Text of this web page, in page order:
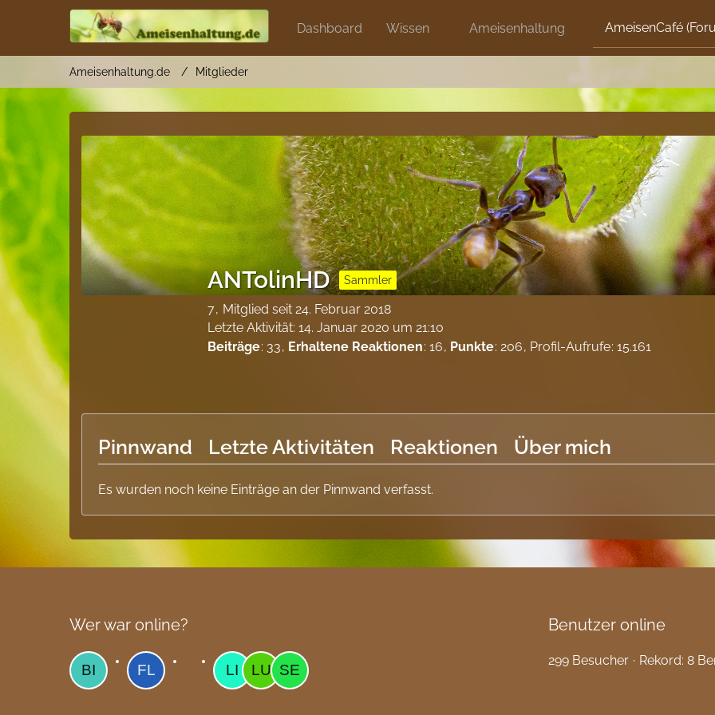
Dashboard Wissen Ameisenhaltung AmeisenCafé
Ameisenhaltung.de Mitglieder
ANTolinHD Sammler
7 Mitglied seit 24. Februar 2018
Letzte Aktivität:14. Januar 2020 um 21:10
Beiträge 33 Erhaltene Reaktionen 16 Punkte 206 Profil-Aufrufe 15.161
Pinnwand Letzte Aktivitäten Reaktionen Über mich
Es wurden noch keine Einträge an der Pinnwand verfasst.
Wer war online? Benutzer online
299 Besucher Rekord: 8